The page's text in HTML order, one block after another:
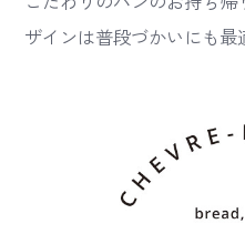
ザインは普段づかいにも最